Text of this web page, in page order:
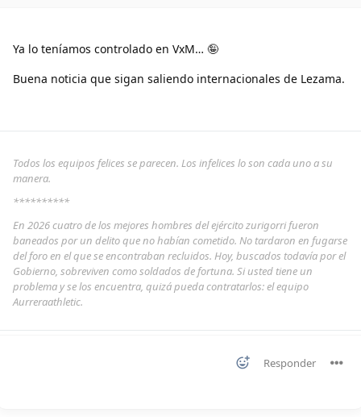
Ya lo teníamos controlado en VxM… 🤪
Buena noticia que sigan saliendo internacionales de Lezama.
Todos los equipos felices se parecen. Los infelices lo son cada uno a su
manera.
**********
En 2026 cuatro de los mejores hombres del ejército zurigorri fueron
baneados por un delito que no habían cometido. No tardaron en fugarse
del foro en el que se encontraban recluidos. Hoy, buscados todavía por el
Gobierno, sobreviven como soldados de fortuna. Si usted tiene un
problema y se los encuentra, quizá pueda contratarlos: el equipo
Aurreraathletic.
Responder